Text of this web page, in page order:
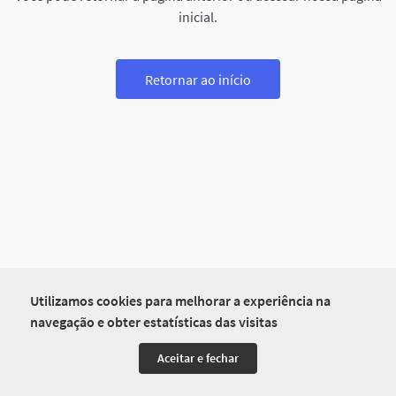
Utilizamos cookies para melhorar a experiência na
navegação e obter estatísticas das visitas
Aceitar e fechar
inicial.
Retornar ao início